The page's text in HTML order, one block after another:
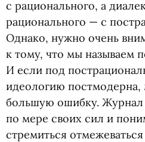
с рационального, а
рационального — с
Однако, нужно очень
к тому, что мы называем
И если под
идеологию
большую ошибку. Журнал
по мере своих сил и
стремиться